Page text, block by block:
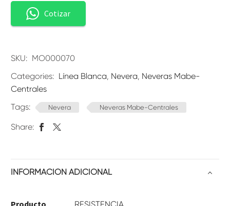
Cotizar
SKU: MO000070
Categories: Línea Blanca, Nevera, Neveras Mabe-
Centrales
Tags:
Nevera Neveras Mabe-Centrales
Share:
INFORMACIÓN ADICIONAL